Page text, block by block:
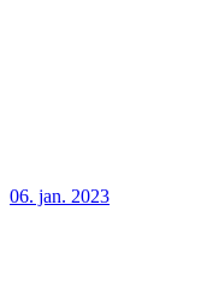
06. jan. 2023